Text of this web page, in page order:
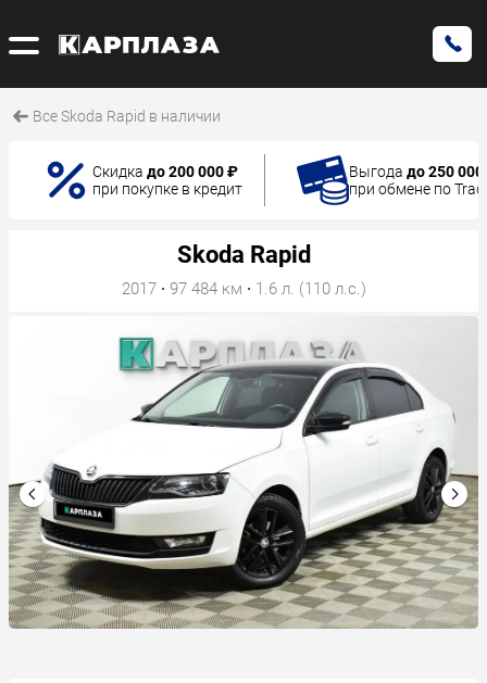
Все Skoda Rapid в наличии
Скидка до 200 000 ₽
при покупке в кредит
Выгода до 250
при обмене по
Skoda Rapid
2017 · 97 484 км · 1.6 л. (110 л.с.)